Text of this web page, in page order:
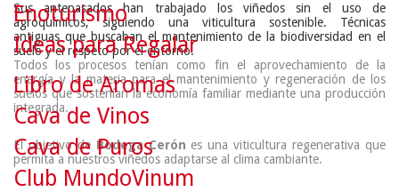
Sus antepasados han trabajado los viñedos sin el uso de
agroquímicos, siguiendo una viticultura sostenible. Técnicas
antiguas que buscaban el mantenimiento de la biodiversidad en el
suelo y el respeto por el entorno.
Todos los procesos tenían como fin el aprovechamiento de la
energía y la materia para el mantenimiento y regeneración de los
suelos que sostenían la economía familiar mediante una producción
integrada.
El objetivo de Bodega Cerón es una viticultura regenerativa que
permita a nuestros viñedos adaptarse al clima cambiante.
Enoturismo
Ideas para Regalar
Libro de Aromas
Cava de Vinos
Cava de Puros
Club MundoVinum